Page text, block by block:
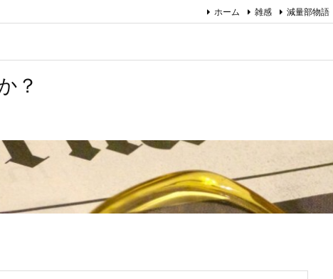
ホーム 雑感 減量部物語
？